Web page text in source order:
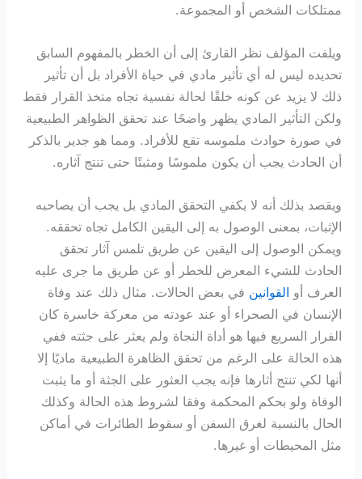
ممتلكات الشخص أو المجموعة.
ويلفت المؤلف نظر القارئ إلى أن الخطر بالمفهوم السابق
تحديده ليس له أي تأثير مادي في حياة الأفراد بل أن تأثير
ذلك لا يزيد عن كونه خلقًا لحالة نفسية تجاه متخذ القرار فقط
ولكن التأثير المادي يظهر واضحًا عند تحقق الظواهر الطبيعية
في صورة حوادث ملموسه تقع للأفراد. ومما هو جدير بالذكر
أن الحادث يجب أن يكون ملموسًا ومثبتًا حتى تنتج آثاره.
ويقصد بذلك أنه لا يكفي التحقق المادي بل يجب أن يصاحبه
الإثبات، بمعنى الوصول به إلى اليقين الكامل تجاه تحققه.
ويمكن الوصول إلى اليقين عن طريق تلمس آثار تحقق
الحادث للشيء المعرض للخطر أو عن طريق ما جرى عليه
العرف أو القوانين في بعض الحالات. مثال ذلك عند وفاة
الإنسان في الصحراء أو عند عودته من معركة خاسرة كان
الفرار السريع فيها هو أداة النجاة ولم يعثر على جثته ففي
هذه الحالة على الرغم من تحقق الظاهرة الطبيعية ماديًا إلا
أنها لكي تنتج أثارها فإنه يجب العثور على الجثة أو ما يثبت
الوفاة ولو بحكم المحكمة وفقا لشروط هذه الحالة وكذلك
الحال بالنسبة لغرق السفن أو سقوط الطائرات في أماكن
مثل المحيطات أو غيرها.